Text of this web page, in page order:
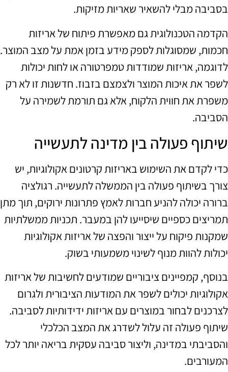
בסביבה מבלי להשאיר שאריות מזיקות.
הקדמה הטכנולוגית גם מאפשרת פיתוח של אריזות
חכמות, שמסוגלות לספק מידע בזמן אמת על מצב המוצר.
לדוגמה, אריזות שמודדות טמפרטורה או לחות יכולות
לשפר את איכות המוצר ולצמצם בזבוז. חדשנות זו לא רק
משפרת את חווית הלקוח, אלא גם תורמת לשמירה על
הסביבה.
שיתוף פעולה בין מדינה לתעשייה
כדי לקדם את השימוש באריזות קרטונים אקולוגיות, יש
צורך בשיתוף פעולה בין הממשלה לתעשייה. רגולציה
ברורה יכולה להניע חברות לאמץ פתרונות ירוקים, תוך מתן
תמריצים כספיים שיסייעו להן במעבר. תכניות ממשלתיות
שמקנות פיקוח על ייצור והפצה של אריזות אקולוגיות
יכולות להוות מנוף לשינוי משמעותי בשוק.
בנוסף, קמפיינים ציבוריים שמודעים לחשיבות של אריזות
אקולוגיות יכולים לשפר את המודעות הציבורית ולגרום
לצרכנים לבחור במוצרים עם אריזות ידידותיות לסביבה.
שיתוף פעולה זה עלול לשדרג את המצב הכלכלי
והסביבתי במדינה, וליצור סביבה עסקית בריאה יותר לכל
המעורבים.